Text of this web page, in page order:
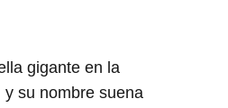
gigante en la
y su nombre suena